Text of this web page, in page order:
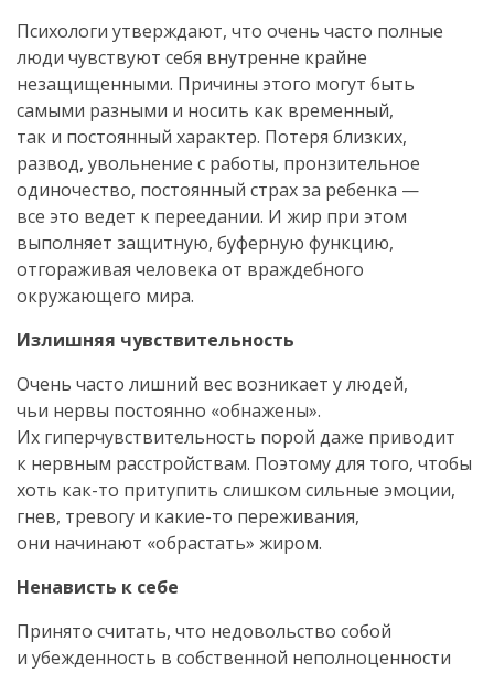
Психологи утверждают, что очень часто полные
люди чувствуют себя внутренне крайне
незащищенными. Причины этого могут быть
самыми разными и носить как временный,
так и постоянный характер. Потеря близких,
развод, увольнение с работы, пронзительное
одиночество, постоянный страх за ребенка —
все это ведет к переедании. И жир при этом
выполняет защитную, буферную функцию,
отгораживая человека от враждебного
окружающего мира.
Излишняя чувствительность
Очень часто лишний вес возникает у людей,
чьи нервы постоянно «обнажены».
Их гиперчувствительность порой даже приводит
к нервным расстройствам. Поэтому для того, чтобы
хоть как-то притупить слишком сильные эмоции,
гнев, тревогу и какие-то переживания,
они начинают «обрастать» жиром.
Ненависть к себе
Принято считать, что недовольство собой
и убежденность в собственной неполноценности